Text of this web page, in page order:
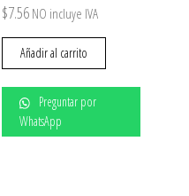
$7.56 NO incluye IVA
Añadir al carrito
Preguntar por
WhatsApp